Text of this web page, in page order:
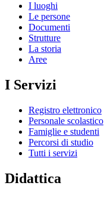
I luoghi
Le persone
Documenti
Strutture
La storia
Aree
I Servizi
Registro elettronico
Personale scolastico
Famiglie e studenti
Percorsi di studio
Tutti i servizi
Didattica